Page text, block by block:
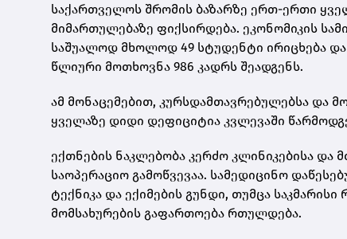
საქართველოს შრომის ბაზარზე ერთ-ერთი
მიმართულებაზე ფიქსირდება. ეკონომიკის
საშუალოდ მხოლოდ 49 სტუდენტი ირიცხება
წლიური მოთხოვნა 986 კადრს შეადგენს.
ამ მონაცემებით, კურსდამთავრებულებსა და
ყველაზე დიდი დეფიციტია კვლევაში
ექთნების ნაკლებობა კერძო კლინიკებისა და
საოპერაციო გამოწვევაა. სამედიცინო
ტექნიკა და ექიმების გუნდი, თუმცა
მომსახურების გაფართოება რთულდება.